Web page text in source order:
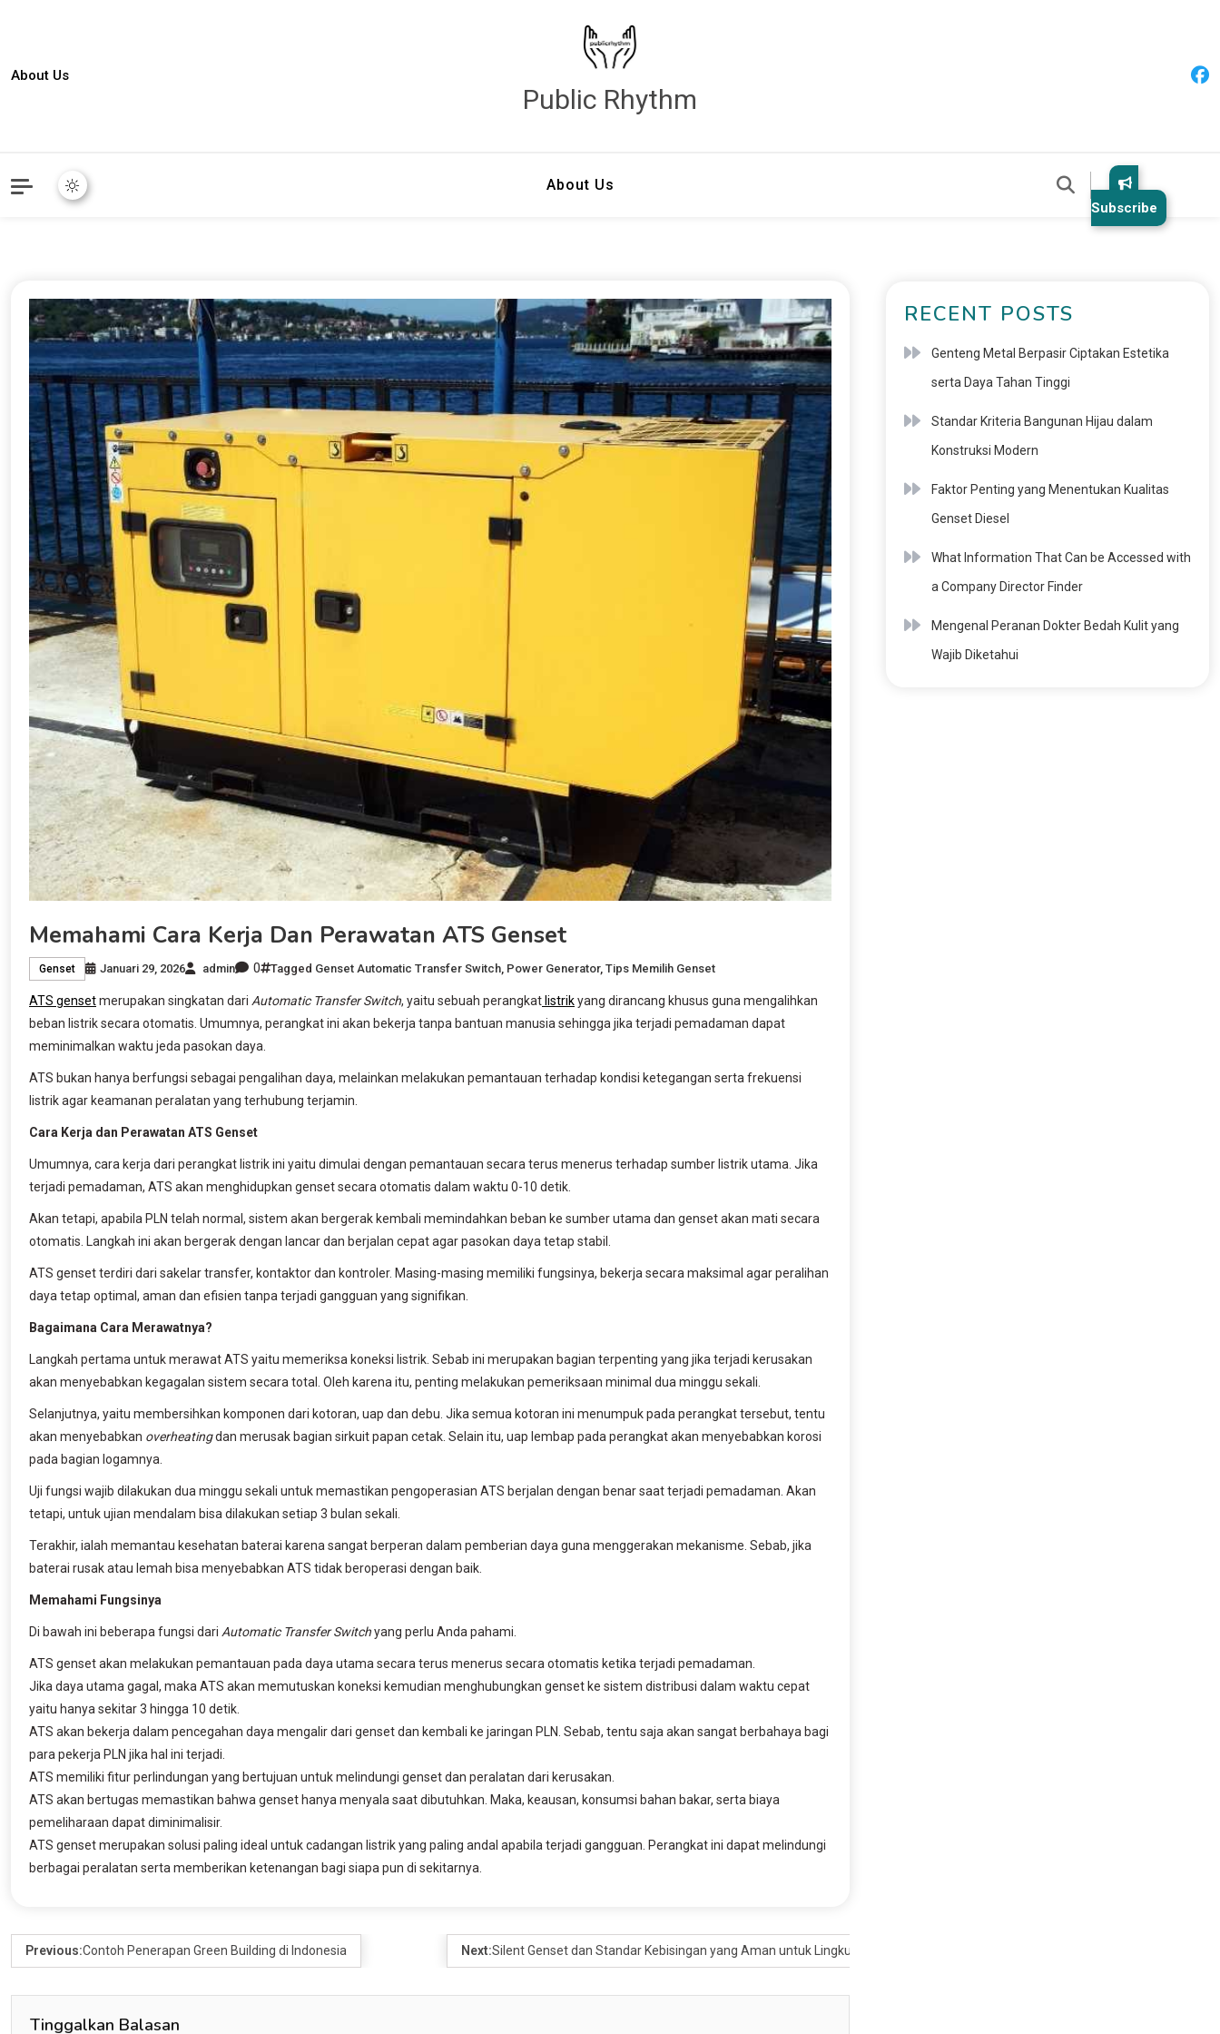
About Us
Public Rhythm
About Us
Subscribe
Memahami Cara Kerja Dan Perawatan ATS Genset
Genset Januari 29, 2026 admin 0 Tagged Genset Automatic Transfer Switch Power Generator, Tips Memilih Genset
ATS gensetmerupakan singkatan dari Automatic Transfer Switch, yaitu sebuah perangkat listrikyang dirancang khusus guna mengalihkan
beban listrik secara otomatis. Umumnya, perangkat ini akan bekerja tanpa bantuan manusia sehingga jika terjadi pemadaman dapat
meminimalkan waktu jeda pasokan daya.
ATS bukan hanya berfungsi sebagai pengalihan daya, melainkan melakukan pemantauan terhadap kondisi ketegangan serta frekuensi
listrik agar keamanan peralatan yang terhubung terjamin.
Cara Kerja dan Perawatan ATS Genset
Umumnya, cara kerja dari perangkat listrik ini yaitu dimulai dengan pemantauan secara terus menerus terhadap sumber listrik utama. Jika
terjadi pemadaman, ATS akan menghidupkan genset secara otomatis dalam waktu 0-10 detik.
Akan tetapi, apabila PLN telah normal, sistem akan bergerak kembali memindahkan beban ke sumber utama dan genset akan mati secara
otomatis. Langkah ini akan bergerak dengan lancar dan berjalan cepat agar pasokan daya tetap stabil.
ATS genset terdiri dari sakelar transfer, kontaktor dan kontroler. Masing-masing memiliki fungsinya, bekerja secara maksimal agar peralihan
daya tetap optimal, aman dan efisien tanpa terjadi gangguan yang signifikan.
Bagaimana Cara Merawatnya?
Langkah pertama untuk merawat ATS yaitu memeriksa koneksi listrik. Sebab ini merupakan bagian terpenting yang jika terjadi kerusakan
akan menyebabkan kegagalan sistem secara total. Oleh karena itu, penting melakukan pemeriksaan minimal dua minggu sekali.
Selanjutnya, yaitu membersihkan komponen dari kotoran, uap dan debu. Jika semua kotoran ini menumpuk pada perangkat tersebut, tentu
akan menyebabkan overheatingdan merusak bagian sirkuit papan cetak. Selain itu, uap lembap pada perangkat akan menyebabkan korosi
pada bagian logamnya.
Uji fungsi wajib dilakukan dua minggu sekali untuk memastikan pengoperasian ATS berjalan dengan benar saat terjadi pemadaman. Akan
tetapi, untuk ujian mendalam bisa dilakukan setiap 3 bulan sekali.
Terakhir, ialah memantau kesehatan baterai karena sangat berperan dalam pemberian daya guna menggerakan mekanisme. Sebab, jika
baterai rusak atau lemah bisa menyebabkan ATS tidak beroperasi dengan baik.
Memahami Fungsinya
Di bawah ini beberapa fungsi dari Automatic Transfer Switchyang perlu Anda pahami.
ATS genset akan melakukan pemantauan pada daya utama secara terus menerus secara otomatis ketika terjadi pemadaman.
Jika daya utama gagal, maka ATS akan memutuskan koneksi kemudian menghubungkan genset ke sistem distribusi dalam waktu cepat
yaitu hanya sekitar 3 hingga 10 detik.
ATS akan bekerja dalam pencegahan daya mengalir dari genset dan kembali ke jaringan PLN. Sebab, tentu saja akan sangat berbahaya bagi
para pekerja PLN jika hal ini terjadi.
ATS memiliki fitur perlindungan yang bertujuan untuk melindungi genset dan peralatan dari kerusakan.
ATS akan bertugas memastikan bahwa genset hanya menyala saat dibutuhkan. Maka, keausan, konsumsi bahan bakar, serta biaya
pemeliharaan dapat diminimalisir.
ATS genset merupakan solusi paling ideal untuk cadangan listrik yang paling andal apabila terjadi gangguan. Perangkat ini dapat melindungi
berbagai peralatan serta memberikan ketenangan bagi siapa pun di sekitarnya.
Previous:Contoh Penerapan Green Building di Indonesia Next:Silent Genset dan Standar Kebisingan yang Aman untuk Lingkungan
Tinggalkan Balasan
RECENT POSTS
Genteng Metal Berpasir Ciptakan Estetika
serta Daya Tahan Tinggi
Standar Kriteria Bangunan Hijau dalam
Konstruksi Modern
Faktor Penting yang Menentukan Kualitas
Genset Diesel
What Information That Can be Accessed with
a Company Director Finder
Mengenal Peranan Dokter Bedah Kulit yang
Wajib Diketahui